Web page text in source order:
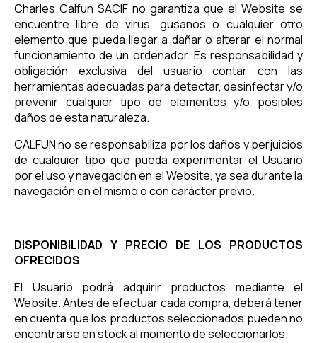
Charles Calfun SACIF no garantiza que el Website se
encuentre libre de virus, gusanos o cualquier otro
elemento que pueda llegar a dañar o alterar el normal
funcionamiento de un ordenador. Es responsabilidad y
obligación exclusiva del usuario contar con las
herramientas adecuadas para detectar, desinfectar y/o
prevenir cualquier tipo de elementos y/o posibles
daños de esta naturaleza.
CALFUN no se responsabiliza por los daños y perjuicios
de cualquier tipo que pueda experimentar el Usuario
por el uso y navegación en el Website, ya sea durante la
navegación en el mismo o con carácter previo.
DISPONIBILIDAD Y PRECIO DE LOS PRODUCTOS
OFRECIDOS
El Usuario podrá adquirir productos mediante el
Website. Antes de efectuar cada compra, deberá tener
en cuenta que los productos seleccionados pueden no
encontrarse en stock al momento de seleccionarlos.